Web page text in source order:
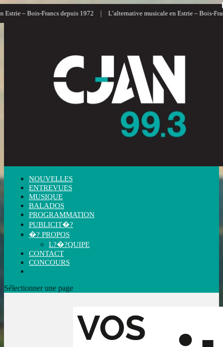
– Bois-Francs depuis 1972 | L’alternative musicale en Estrie – Bois-
NOUVELLES
ENTREVUES
MUSIQUE
BALADOS
PROGRAMMATION
PUBLICIT�?
�? PROPOS
L?�?QUIPE
CONTACT
CONCOURS
Sélectionner une page